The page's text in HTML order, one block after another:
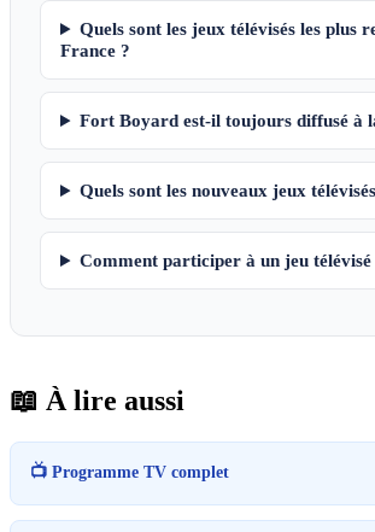
Quels sont les jeux télévisés les plus
France ?
Fort Boyard est-il toujours diffusé à
Quels sont les nouveaux jeux
Comment participer à un jeu télévisé
📖 À lire aussi
📺 Programme TV complet